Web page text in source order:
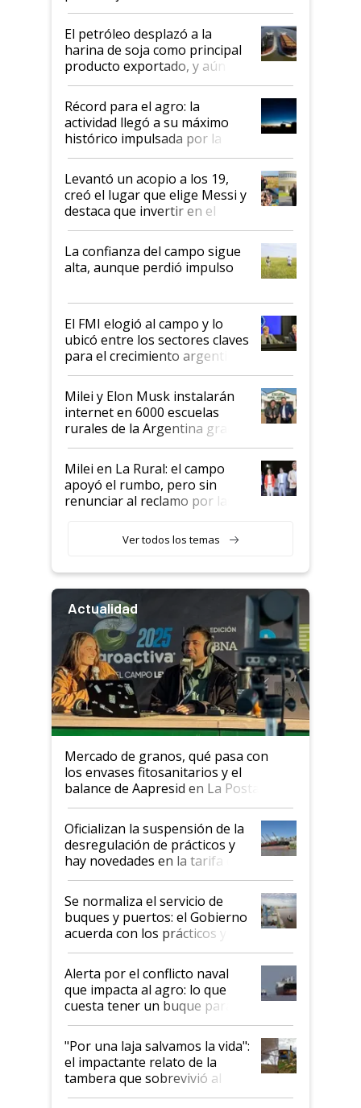
El petróleo desplazó a la
harina de soja como principal
producto exportado, y aún así
el agro aportó casi seis de cada
diez dólares y sostuvo el
liderazgo en un semestre
récord
Récord para el agro: la
actividad llegó a su máximo
histórico impulsada por la
cosecha y las exportaciones
Levantó un acopio a los 19,
creó el lugar que elige Messi y
destaca que invertir en el
kirchnerismo era como "darle
plata a un hijo para droga":
Juan Félix Rossetti, el libertario
que de una dura crisis salió
de Milei
La confianza del campo sigue
alta, aunque perdió impulso
El FMI elogió al campo y lo
ubicó entre los sectores claves
para el crecimiento argentino
Milei y Elon Musk instalarán
internet en 6000 escuelas
rurales de la Argentina gracias
a un acuerdo con Starlink
Milei en La Rural: el campo
apoyó el rumbo, pero sin
renunciar al reclamo por las
Ver todos los temas
Actualidad
Mercado de granos, qué pasa con
los envases fitosanitarios y el
balance de Aapresid en La Posta
Oficializan la suspensión de la
desregulación de prácticos y
hay novedades en la tarifa de
la hidrovía
Se normaliza el servicio de
buques y puertos: el Gobierno
acuerda con los prácticos y
suspende el decreto de
desregulación
Alerta por el conflicto naval
que impacta al agro: lo que
cuesta tener un buque parado
y el peligro de que Argentina
pase a ser "país sucio"
"Por una laja salvamos la vida":
el impactante relato de la
tambera que sobrevivió al
tornado